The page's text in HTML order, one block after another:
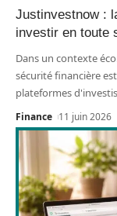
Justinvestnow :
investir en toute
Dans un contexte
sécurité financière
plateformes
Finance 11 juin 2026